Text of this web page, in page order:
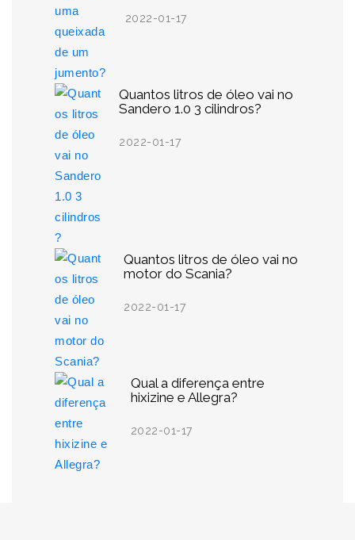
2022-01-17
Quantos litros de óleo vai no
Sandero 1.0 3 cilindros?
2022-01-17
Quantos litros de óleo vai no
motor do Scania?
2022-01-17
Qual a diferença entre
hixizine e Allegra?
2022-01-17